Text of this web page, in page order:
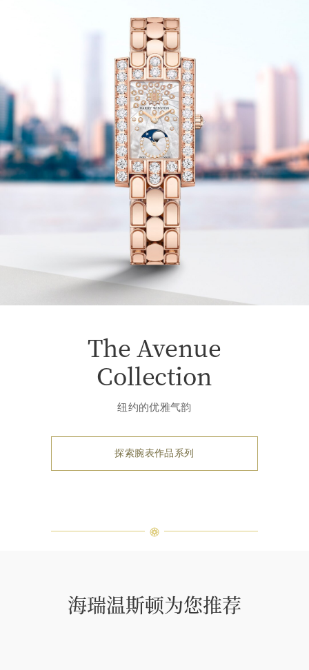
The Avenue
Collection
纽约的优雅气韵
探索腕表作品系列
海瑞温斯顿为您推荐